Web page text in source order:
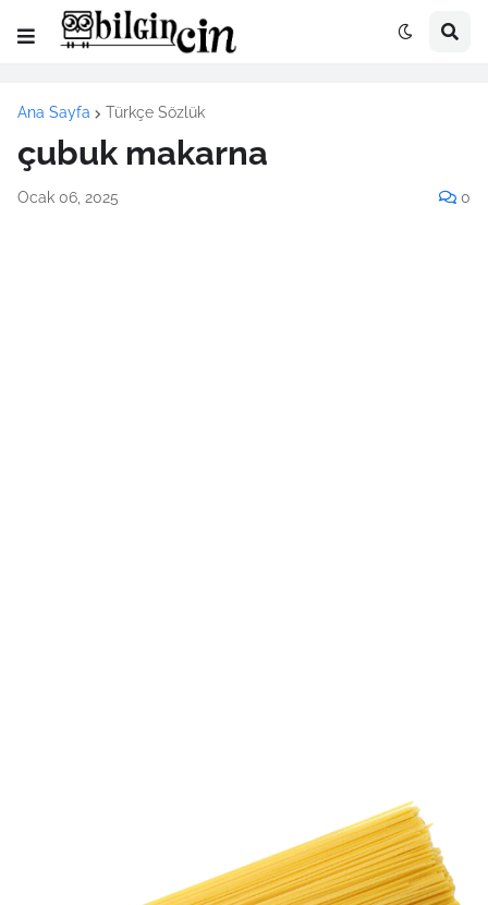
Ana Sayfa Türkçe Sözlük
çubuk makarna
Ocak 06, 2025 0